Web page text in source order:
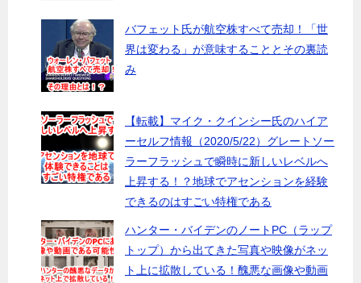
バフェット氏が航空株すべて売却！「世
界は変わる」が意味することとその裏読
み
【転載】マイク・クインシー氏のハイア
ーセルフ情報（2020/5/22）グレートソー
ラーフラッシュで瞬時に新しいレベルへ
上昇する！？地球でアセンションを経験
できるのはすごい特権である
ハンター・バイデンのノートPC（ラップ
トップ）から出てきた写真や映像がネッ
ト上に拡散している！醜悪な画像や動画